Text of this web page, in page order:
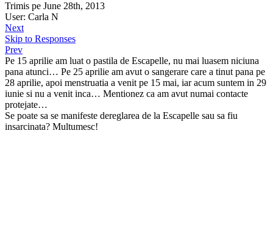
Trimis pe June 28th, 2013
User: Carla N
Next
Skip to Responses
Prev
Pe 15 aprilie am luat o pastila de Escapelle, nu mai luasem niciuna
pana atunci… Pe 25 aprilie am avut o sangerare care a tinut pana pe
28 aprilie, apoi menstruatia a venit pe 15 mai, iar acum suntem in 29
iunie si nu a venit inca… Mentionez ca am avut numai contacte
protejate…
Se poate sa se manifeste dereglarea de la Escapelle sau sa fiu
insarcinata? Multumesc!